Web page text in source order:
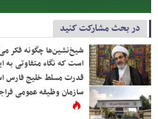
در بحث مشارکت کنید
شیخ‌نشین‌ها چگونه فکر
است که نگاه متفاوتی به
قدرت مسلط خلیج فارس
سازمان وظیفه عمومی